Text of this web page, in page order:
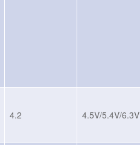
4.2 4.5V/5.4V/6.3V